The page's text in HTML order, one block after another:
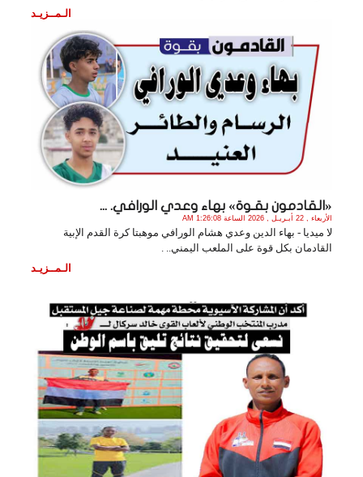
الـمــزيـد
«القادمون بقـوة» بهاء وعدي الورافي. ...
الأربعاء , 22 أبـريـل , 2026 الساعة 1:26:08 AM
لا ميديا - بهاء الدين وعدي هشام الورافي موهبتا كرة القدم الإبية
القادمان بكل قوة على الملعب اليمني.. .
الـمــزيـد